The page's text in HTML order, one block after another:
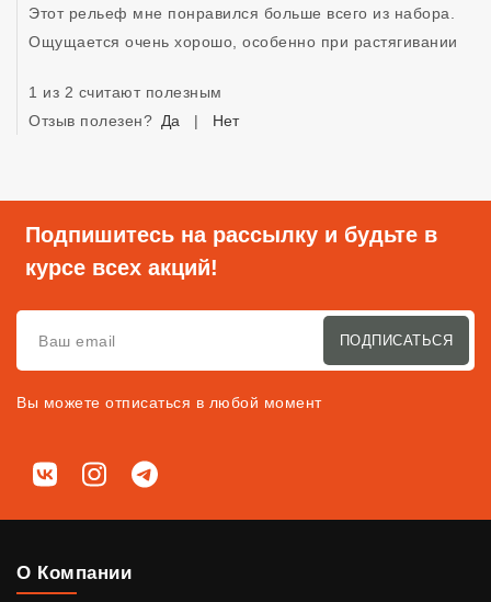
Этот рельеф мне понравился больше всего из набора.
1 из 2 считают полезным
Отзыв полезен? Да | Нет
Подпишитесь на рассылку и будьте в
курсе всех акций!
ПОДПИСАТЬСЯ
Вы можете отписаться в любой момент
Мы в соц. сетях
ВКонтактеInstagramTelegram
О Компании